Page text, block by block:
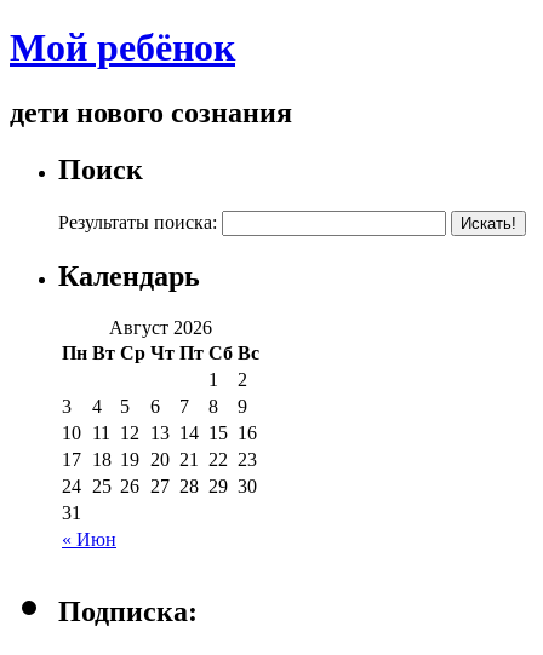
Мой ребёнок
дети нового сознания
Поиск
Результаты поиска:
Календарь
Август 2026
Пн Вт Ср Чт Пт Сб Вс
« Июн
1
2
3
4 5 6 7 8
9
10 11 12 13 14 15 16
17 18 19 20 21 22 23
24 25 26 27 28 29 30
31
Подписка: